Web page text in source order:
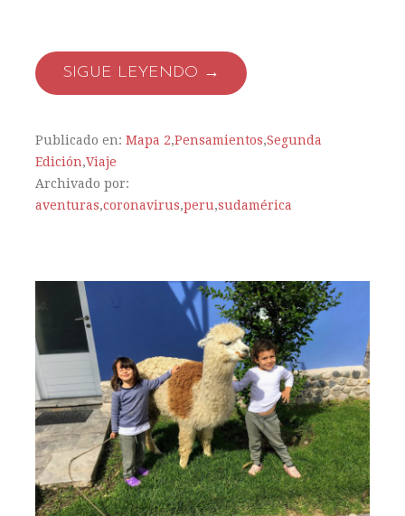
SIGUE LEYENDO →
Publicado en: Mapa 2,Pensamientos,Segunda
Edición,Viaje
Archivado por:
aventuras,coronavirus,peru,sudamérica